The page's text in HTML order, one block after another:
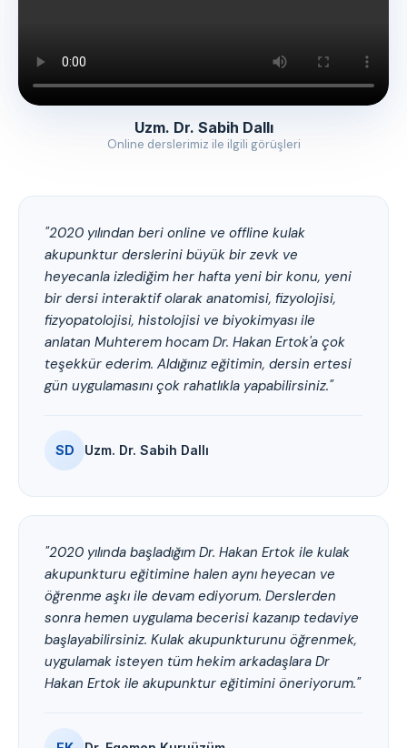
Uzm. Dr. Sabih Dallı
Online derslerimiz ile ilgili görüşleri
"2020 yılından beri online ve offline kulak
akupunktur derslerini büyük bir zevk ve
heyecanla izlediğim her hafta yeni bir konu, yeni
bir dersi interaktif olarak anatomisi, fizyolojisi,
fizyopatolojisi, histolojisi ve biyokimyası ile
anlatan Muhterem hocam Dr. Hakan Ertok'a çok
teşekkür ederim. Aldığınız eğitimin, dersin ertesi
gün uygulamasını çok rahatlıkla yapabilirsiniz."
SD Uzm. Dr. Sabih Dallı
"2020 yılında başladığım Dr. Hakan Ertok ile kulak
akupunkturu eğitimine halen aynı heyecan ve
öğrenme aşkı ile devam ediyorum. Derslerden
sonra hemen uygulama becerisi kazanıp tedaviye
başlayabilirsiniz. Kulak akupunkturunu öğrenmek,
uygulamak isteyen tüm hekim arkadaşlara Dr
Hakan Ertok ile akupunktur eğitimini öneriyorum."